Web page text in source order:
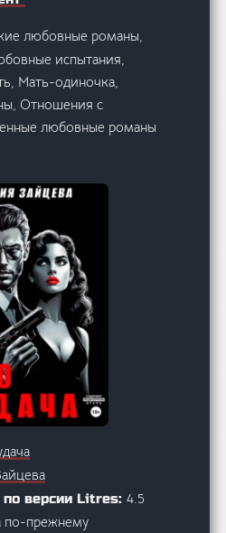
любовные романы,
испытания,
Мать-одиночка,
Отношения с
любовные романы
по версии Litres:4.5
по-прежнему